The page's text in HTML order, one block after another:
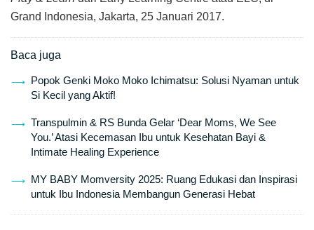
Grand Indonesia, Jakarta, 25 Januari 2017.
Baca juga
Popok Genki Moko Moko Ichimatsu: Solusi Nyaman untuk
Si Kecil yang Aktif!
Transpulmin & RS Bunda Gelar ‘Dear Moms, We See
You.’ Atasi Kecemasan Ibu untuk Kesehatan Bayi &
Intimate Healing Experience
MY BABY Momversity 2025: Ruang Edukasi dan Inspirasi
untuk Ibu Indonesia Membangun Generasi Hebat